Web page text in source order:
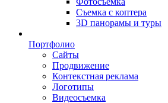
Съемка с коптера
3D панорамы и туры
Портфолио
Сайты
Продвижение
Контекстная реклама
Логотипы
Видеосъемка